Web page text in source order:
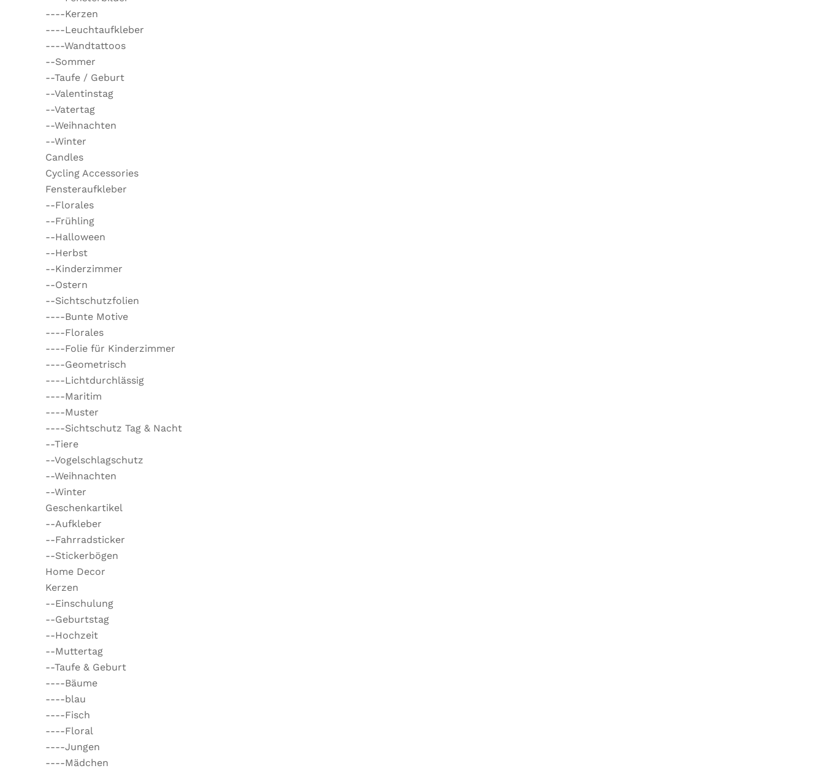
----Kerzen
----Leuchtaufkleber
----Wandtattoos
--Sommer
--Taufe / Geburt
--Valentinstag
--Vatertag
--Weihnachten
--Winter
Candles
Cycling Accessories
Fensteraufkleber
--Florales
--Frühling
--Halloween
--Herbst
--Kinderzimmer
--Ostern
--Sichtschutzfolien
----Bunte Motive
----Florales
----Folie für Kinderzimmer
----Geometrisch
----Lichtdurchlässig
----Maritim
----Muster
----Sichtschutz Tag & Nacht
--Tiere
--Vogelschlagschutz
--Weihnachten
--Winter
Geschenkartikel
--Aufkleber
--Fahrradsticker
--Stickerbögen
Home Decor
Kerzen
--Einschulung
--Geburtstag
--Hochzeit
--Muttertag
--Taufe & Geburt
----Bäume
----blau
----Fisch
----Floral
----Jungen
----Mädchen